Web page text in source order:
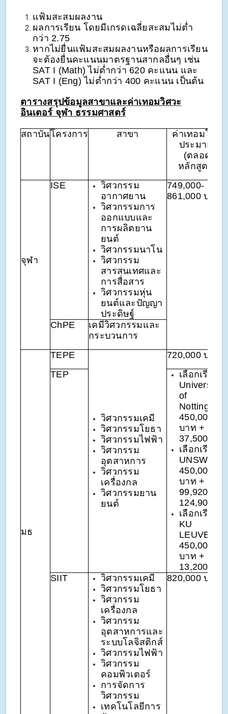
แฟ้มสะสมผลงาน
ผลการเรียน โดยมีเกรดเฉลี่ยสะสมไม่ต่ำ
กว่า 2.75
หากไม่ยื่นแฟ้มสะสมผลงานหรือผลการเรียน
จะต้องยื่นคะแนนมาตรฐานสากลอื่นๆ เช่น
SAT I (Math) ไม่ต่ำกว่า 620 คะแนน และ
SAT I (Eng) ไม่ต่ำกว่า 400 คะแนน เป็นต้น
ตารางสรุปข้อมูลสาขาและค่าเทอมวิศวะ
อินเตอร์ จุฬา ธรรมศาสตร์
สถาบันโครงการ สาขา
ค่าเทอมโดย
ประมาณ
(ตลอด
หลักสูตร)
จุฬา
ISE
วิศวกรรม
อากาศยาน
วิศวกรรมการ
ออกแบบและ
การผลิตยาน
ยนต์
วิศวกรรมนาโน
วิศวกรรม
สารสนเทศและ
การสื่อสาร
วิศวกรรมหุ่น
ยนต์และปัญญา
ประดิษฐ์
749,000-
861,000 บาท
ChPE
เคมีวิศวกรรมและ
กระบวนการ
มธ
TEPE
วิศวกรรมเคมี
วิศวกรรมโยธา
วิศวกรรมไฟฟ้า
วิศวกรรม
อุตสาหการ
วิศวกรรม
เครื่องกล
วิศวกรรมยาน
ยนต์
720,000 บาท
TEP
เลือกเรียนที่
University
of
Nottingham
450,000
บาท + GBP
37,500
เลือกเรียนที่
UNSW
450,000
บาท + AUD
99,920 -
124,900
เลือกเรียนที่
KU
LEUVEN
450,000
บาท + EUR
13,200
SIIT
วิศวกรรมเคมี
วิศวกรรมโยธา
วิศวกรรม
เครื่องกล
วิศวกรรม
อุตสาหการและ
ระบบโลจิสติกส์
วิศวกรรมไฟฟ้า
วิศวกรรม
คอมพิวเตอร์
การจัดการ
วิศวกรรม
เทคโนโลยีการ
820,000 บาท